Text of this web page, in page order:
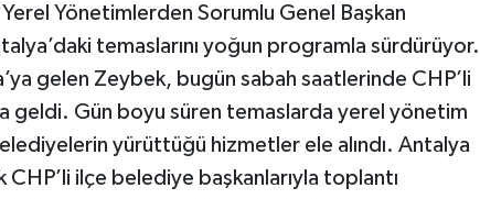
Yönetimlerden Sorumlu Genel Başkan
temaslarını yoğun programla sürdürüyor.
gelen Zeybek, bugün sabah saatlerinde CHP’li
geldi. Gün boyu süren temaslarda yerel yönetim
yürüttüğü hizmetler ele alındı. Antalya
CHP’li ilçe belediye başkanlarıyla toplantı